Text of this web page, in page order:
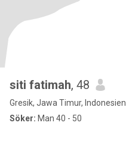
siti fatimah, 48
Gresik, Jawa Timur, Indonesien
Söker: Man 40 - 50